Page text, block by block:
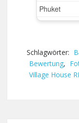
Schlagwörter:
Bewertung,
Village House